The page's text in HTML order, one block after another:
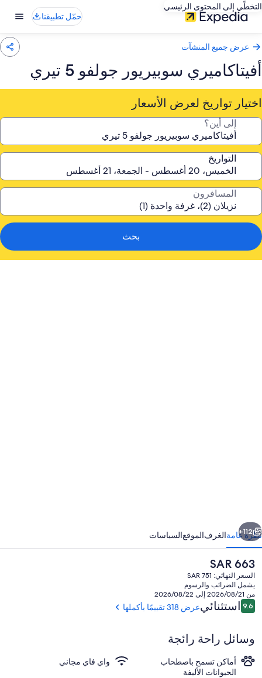
التخطّي إلى المحتوى الرئيسي
حمّل تطبيقنا
عرض جميع المنشآت
أفيتاكاميري سوبيريور جولفو 5 تيري
اختيار تواريخ لعرض الأسعار
إلى أين؟
التواريخ
المسافرون
بحث
إطلالة على الفناء
التالي
112+
نظرة عامةالغرفالموقعالسياسات
السعر
الحالي
هو
SAR
663
SAR 663
السعر النهائي: SAR 751
يشمل الضرائب والرسوم
من 2026/08/21 إلى 2026/08/22
التقييمات
9.69.6 من 10استثنائيعرض 318 تقييمًا بأكملها
وسائل راحة رائجة
أماكن تسمح باصطحاب
الحيوانات الأليفة
واي فاي مجاني